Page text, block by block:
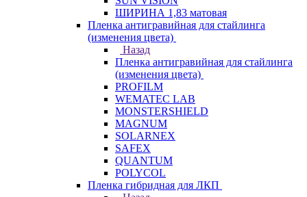
ШИРИНА 1,83 матовая
Пленка антигравийная для стайлинга
(изменения цвета)
Назад
Пленка антигравийная для стайлинга
(изменения цвета)
PROFILM
WEMATEC LAB
MONSTERSHIELD
MAGNUM
SOLARNEX
SAFEX
QUANTUM
POLYCOL
Пленка гибридная для ЛКП